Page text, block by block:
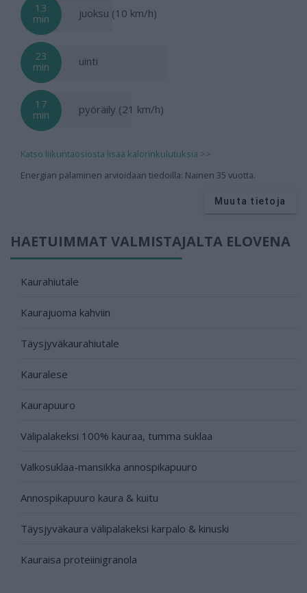
13
min
juoksu (10 km/h)
23
min
uinti
17
min
pyöräily (21 km/h)
Katso liikuntaosiosta lisää kalorinkulutuksia >>
Energian palaminen arvioidaan tiedoilla: Nainen 35 vuotta.
Muuta tietoja
HAETUIMMAT VALMISTAJALTA ELOVENA
Kaurahiutale
Kaurajuoma kahviin
Täysjyväkaurahiutale
Kauralese
Kaurapuuro
Välipalakeksi 100% kauraa, tumma suklaa
Valkosuklaa-mansikka annospikapuuro
Annospikapuuro kaura & kuitu
Täysjyväkaura välipalakeksi karpalo & kinuski
Kauraisa proteiinigranola